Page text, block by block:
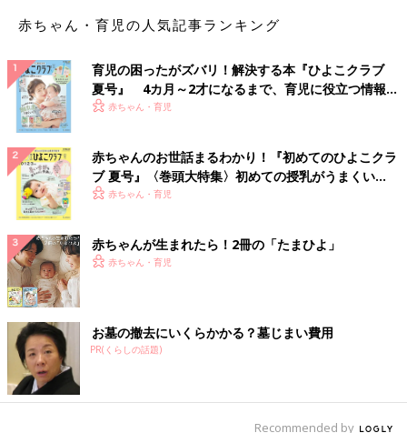
赤ちゃん・育児の人気記事ランキング
育児の困ったがズバリ！解決する本『ひよこクラブ
夏号』 4カ月～2才になるまで、育児に役立つ情報が
いっぱい！
赤ちゃん・育児
赤ちゃんのお世話まるわかり！『初めてのひよこクラ
ブ 夏号』〈巻頭大特集〉初めての授乳がうまくい
く！ おっぱい・ミルクの基本と夏のトラブル 解決テ
赤ちゃん・育児
赤ちゃんが生まれたら！2冊の「たまひよ」
赤ちゃん・育児
お墓の撤去にいくらかかる？墓じまい費用
PR(くらしの話題)
Recommended by